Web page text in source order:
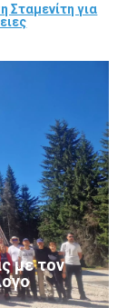
Σταμενίτη για
με τον